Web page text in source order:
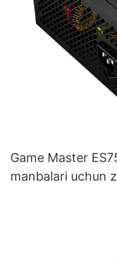
Game Master
manbalari uchun